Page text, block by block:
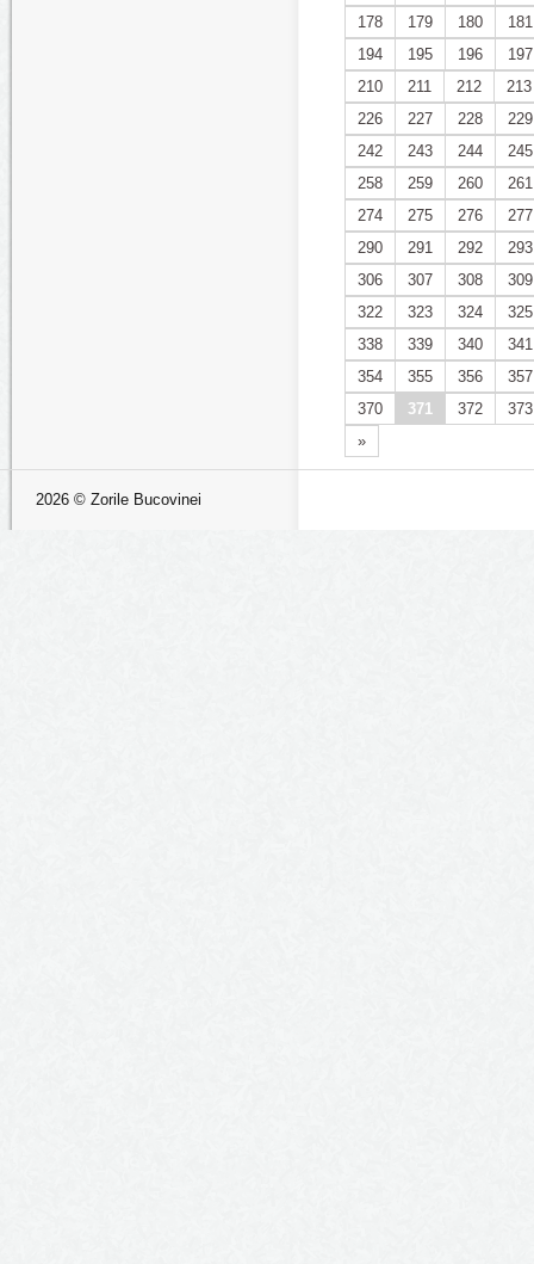
178
179 180
181
194
195 196
197
210
211 212
213
226
227 228
229
242
243 244
245
258
259 260
261
274
275 276
277
290
291 292
293
306
307 308
309
322
323 324
325
338
339 340
341
354
355 356
357
370
371 372
373
»
2026 © Zorile Bucovinei